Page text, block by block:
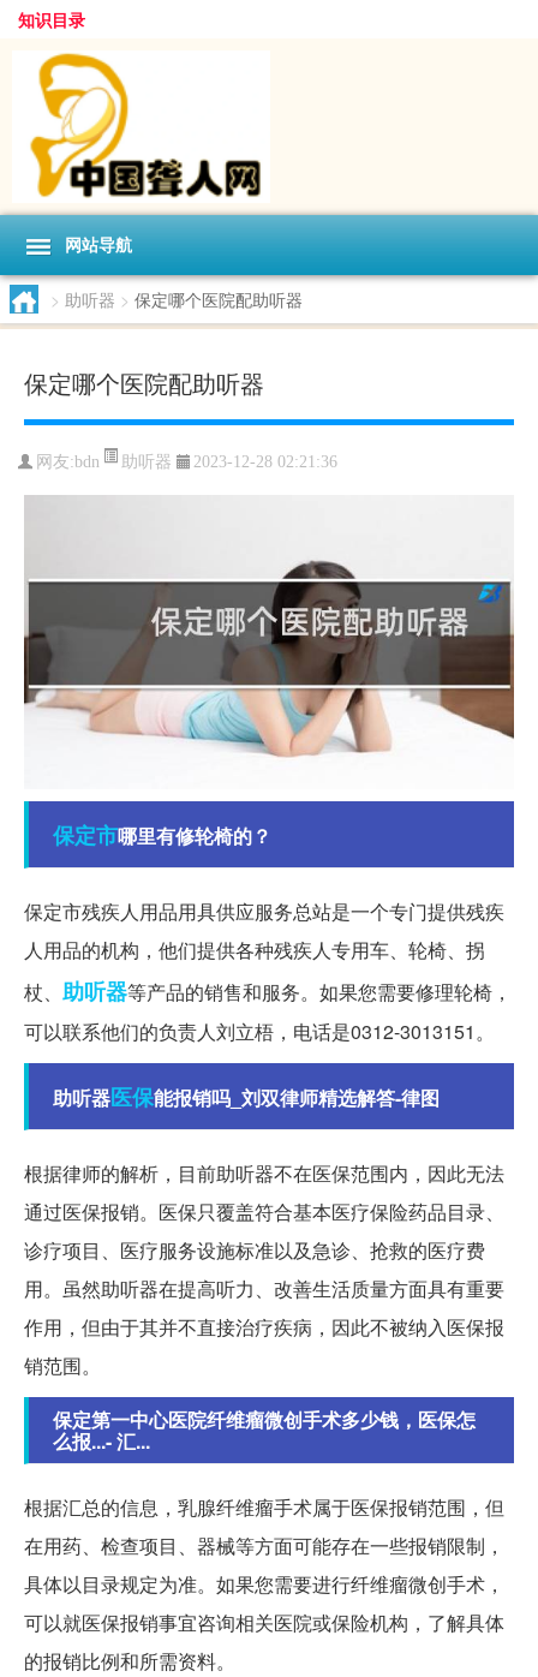
知识目录
网站导航
> 助听器 > 保定哪个医院配助听器
保定哪个医院配助听器
网友:bdn 助听器 2023-12-28 02:21:36
保定市哪里有修轮椅的？
保定市残疾人用品用具供应服务总站是一个专门提供残疾
人用品的机构，他们提供各种残疾人专用车、轮椅、拐
杖、 助听器等产品的销售和服务。如果您需要修理轮椅，
可以联系他们的负责人刘立梧，电话是0312-3013151。
助听器医保能报销吗_刘双律师精选解答-律图
根据律师的解析，目前助听器不在医保范围内，因此无法
通过医保报销。医保只覆盖符合基本医疗保险药品目录、
诊疗项目、医疗服务设施标准以及急诊、抢救的医疗费
用。虽然助听器在提高听力、改善生活质量方面具有重要
作用，但由于其并不直接治疗疾病，因此不被纳入医保报
销范围。
保定第一中心医院纤维瘤微创手术多少钱，医保怎
么报...- 汇...
根据汇总的信息，乳腺纤维瘤手术属于医保报销范围，但
在用药、检查项目、器械等方面可能存在一些报销限制，
具体以目录规定为准。如果您需要进行纤维瘤微创手术，
可以就医保报销事宜咨询相关医院或保险机构，了解具体
的报销比例和所需资料。